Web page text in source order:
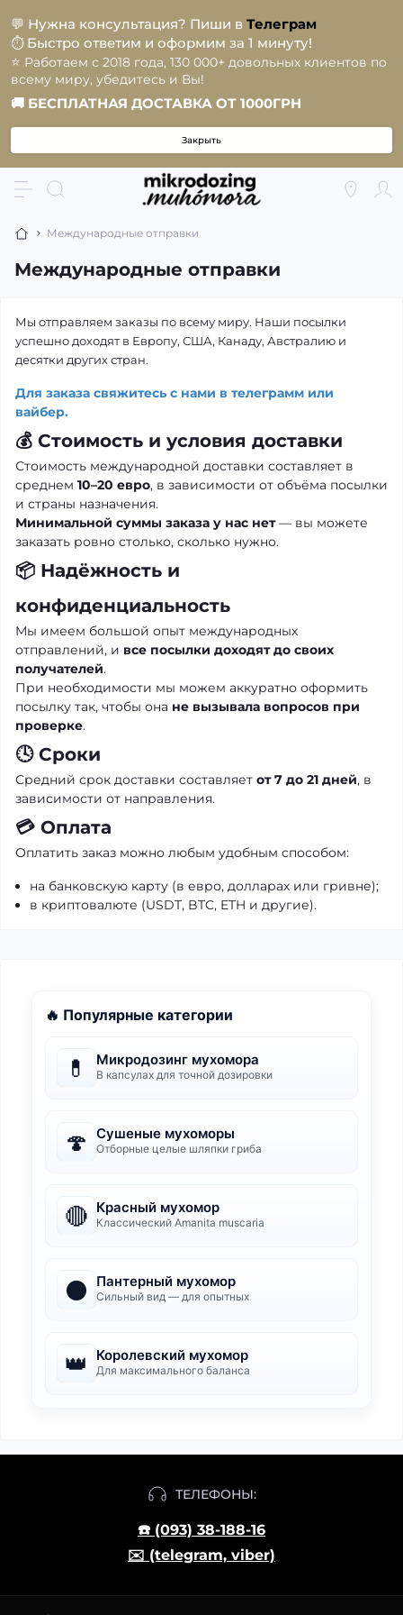
💬 Нужна консультация? Пиши в Телеграм
⏱️ Быстро ответим и оформим за 1 минуту!
⭐️ Работаем с 2018 года, 130 000+ довольных клиентов по
всему миру, убедитесь и Вы!
🚚 БЕСПЛАТНАЯ ДОСТАВКА ОТ 1000ГРН
Закрыть
Международные отправки
Международные отправки
Мы отправляем заказы по всему миру. Наши посылки
успешно доходят в Европу, США, Канаду, Австралию и
десятки других стран.
Для заказа свяжитесь с нами в телеграмм или
вайбер.
💰 Стоимость и условия доставки
Стоимость международной доставки составляет в
среднем 10–20 евро, в зависимости от объёма посылки
и страны назначения.
Минимальной суммы заказа у нас нет— вы можете
заказать ровно столько, сколько нужно.
📦 Надёжность и
конфиденциальность
Мы имеем большой опыт международных
отправлений, и все посылки доходят до своих
получателей.
При необходимости мы можем аккуратно оформить
посылку так, чтобы она не вызывала вопросов при
проверке.
🕓 Сроки
Средний срок доставки составляет от 7 до 21 дней, в
зависимости от направления.
💳 Оплата
Оплатить заказ можно любым удобным способом:
на банковскую карту (в евро, долларах или гривне);
в криптовалюте (USDT, BTC, ETH и другие).
🔥 Популярные категории
💊 Микродозинг мухомора
В капсулах для точной дозировки
🍄 Сушеные мухоморы
Отборные целые шляпки гриба
🔴 Красный мухомор
Классический Amanita muscaria
⚫ Пантерный мухомор
Сильный вид — для опытных
👑 Королевский мухомор
Для максимального баланса
ТЕЛЕФОНЫ:
☎️ (093) 38-188-16
✉️ (telegram, viber)